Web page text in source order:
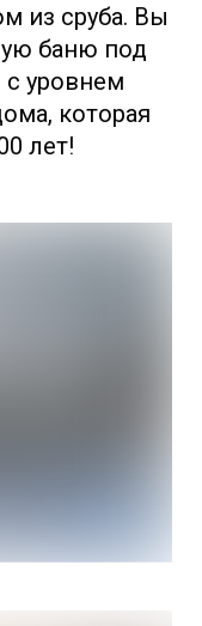
из сруба. Вы
баню под
уровнем
которая
лет!